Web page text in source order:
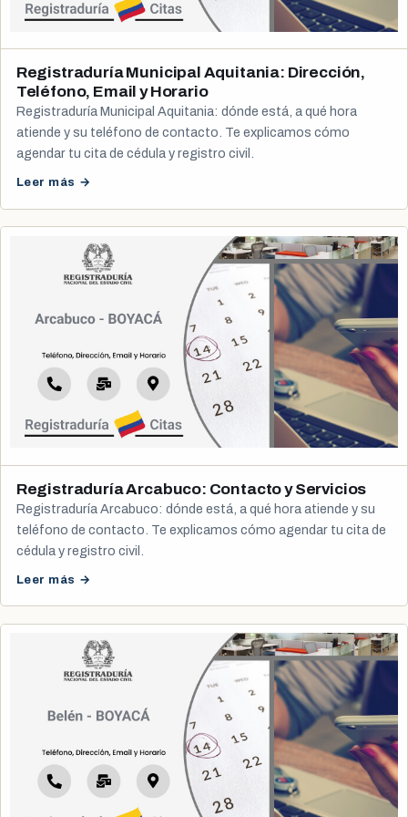
Registraduría Municipal Aquitania: Dirección,
Teléfono, Email y Horario
Registraduría Municipal Aquitania: dónde está, a qué hora
atiende y su teléfono de contacto. Te explicamos cómo
agendar tu cita de cédula y registro civil.
Leer más →
Registraduría Arcabuco: Contacto y Servicios
Registraduría Arcabuco: dónde está, a qué hora atiende y su
teléfono de contacto. Te explicamos cómo agendar tu cita de
cédula y registro civil.
Leer más →